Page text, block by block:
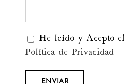
He leído y Acepto el
Política de Privacidad